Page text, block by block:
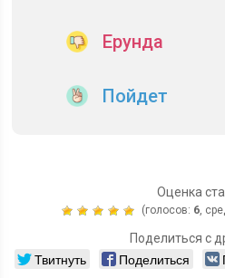
Ерунда
Пойдет
Оценка
(голосов: 6,
Поделиться с
Твитнуть Поделиться